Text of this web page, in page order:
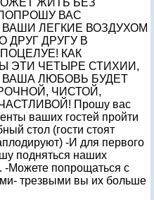
ЖИТЬ БЕЗ
ВАС
ЛЕГКИЕ ВОЗДУХОМ
ДРУГ ДРУГУ В
КАК
ЭТИ ЧЕТЫРЕ СТИХИИ,
ВАША ЛЮБОВЬ БУДЕТ
ЧИСТОЙ,
Прошу вас
ваших гостей пройти
стол (гости стоят
-И для первого
подняться наших
-Можете попрощаться с
трезвыми вы их больше